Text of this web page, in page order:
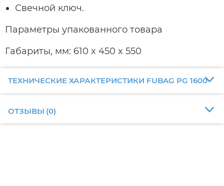
Свечной ключ.
Параметры упакованного товара
Габариты, мм: 610 x 450 x 550
ТЕХНИЧЕСКИЕ ХАРАКТЕРИСТИКИ FUBAG PG 1600
ОТЗЫВЫ (0)